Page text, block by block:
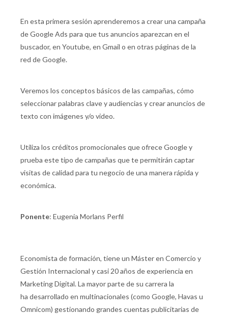
En esta primera sesión aprenderemos a crear una campaña
de Google Ads para que tus anuncios aparezcan en el
buscador, en Youtube, en Gmail o en otras páginas de la
red de Google.
Veremos los conceptos básicos de las campañas, cómo
seleccionar palabras clave y audiencias y crear anuncios de
texto con imágenes y/o video.
Utiliza los créditos promocionales que ofrece Google y
prueba este tipo de campañas que te permitirán captar
visitas de calidad para tu negocio de una manera rápida y
económica.
Ponente: Eugenia Morlans Perfil
Economista de formación, tiene un Máster en Comercio y
Gestión Internacional y casi 20 años de experiencia en
Marketing Digital. La mayor parte de su carrera la
ha desarrollado en multinacionales (como Google, Havas u
Omnicom) gestionando grandes cuentas publicitarias de